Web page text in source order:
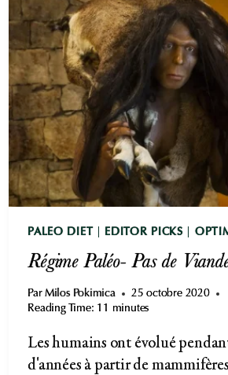
DE
VIANDE-
L'ARGUMENT
VÉGÉTALIEN
PALEO DIET EDITOR PICKS
Régime Paléo- Pas de
Par Milos Pokimica
25 octobre 2020
Reading Time: 11 minutes
Les humains ont évolué
d'années à partir de